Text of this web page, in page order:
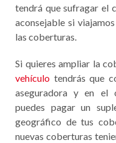
tendrá que sufragar el
aconsejable si
las coberturas.
Si quieres ampliar la
vehículo tendrás que
aseguradora y en el
puedes pagar un
geográfico de tus
nuevas coberturas